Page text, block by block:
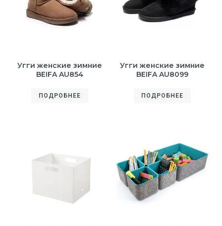
Угги женские зимние
BEIFA AU854
ПОДРОБНЕЕ
Угги женские зимние
BEIFA AU8099
ПОДРОБНЕЕ